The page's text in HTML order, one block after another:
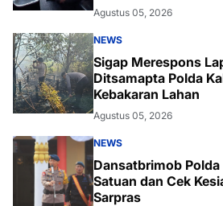
Agustus 05, 2026
NEWS
Sigap Merespons
Ditsamapta Polda
Kebakaran Lahan
Agustus 05, 2026
NEWS
Dansatbrimob
Satuan dan Cek
Sarpras